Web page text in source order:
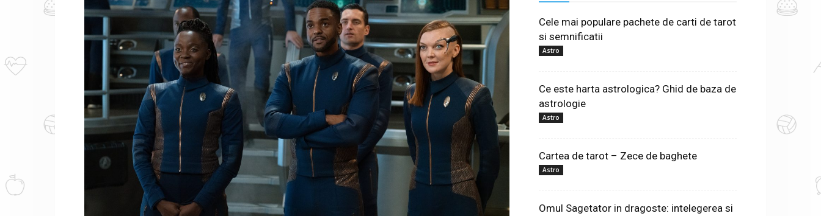
Cele mai populare pachete de carti de tarot
si semnificatii
Astro
Ce este harta astrologica? Ghid de baza de
astrologie
Astro
Cartea de tarot – Zece de baghete
Astro
Omul Sagetator in dragoste: intelegerea si